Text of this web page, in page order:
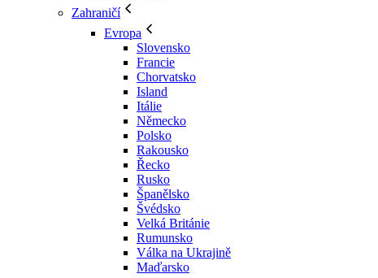
Zahraničí
Evropa
Slovensko
Francie
Chorvatsko
Island
Itálie
Německo
Polsko
Rakousko
Řecko
Rusko
Španělsko
Švédsko
Velká Británie
Rumunsko
Válka na Ukrajině
Maďarsko